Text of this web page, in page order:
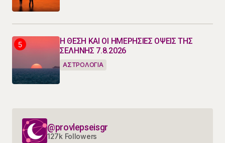
Η ΘΕΣΗ ΚΑΙ ΟΙ ΗΜΕΡΗΣΙΕΣ ΟΨΕΙΣ ΤΗΣ
ΣΕΛΗΝΗΣ 7.8.2026
ΑΣΤΡΟΛΟΓΙΑ
@provlepseisgr
127k Followers